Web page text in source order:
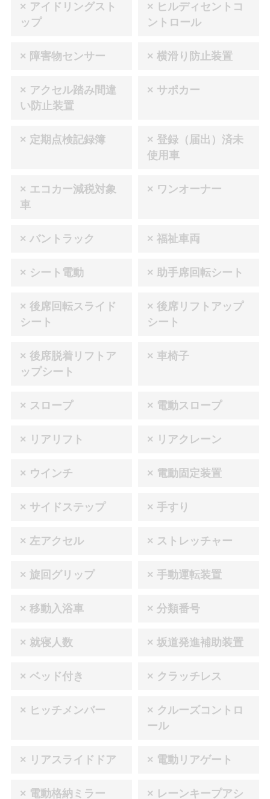
× アイドリングスト
ップ
× ヒルディセントコ
ントロール
× 障害物センサー × 横滑り防止装置
× アクセル踏み間違
い防止装置
× サポカー
× 定期点検記録簿
× 登録（届出）済未
使用車
× エコカー減税対象
車
× ワンオーナー
× バントラック × 福祉車両
× シート電動 × 助手席回転シート
× 後席回転スライド
シート
× 後席リフトアップ
シート
× 後席脱着リフトア
ップシート
× 車椅子
× スロープ × 電動スロープ
× リアリフト × リアクレーン
× ウインチ × 電動固定装置
× サイドステップ × 手すり
× 左アクセル × ストレッチャー
× 旋回グリップ × 手動運転装置
× 移動入浴車 × 分類番号
× 就寝人数 × 坂道発進補助装置
× ベッド付き × クラッチレス
× ヒッチメンバー
× クルーズコントロ
ール
× リアスライドドア × 電動リアゲート
× 電動格納ミラー
× レーンキープアシ